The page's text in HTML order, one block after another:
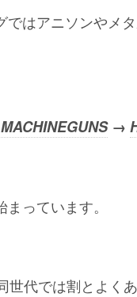
ではアニソンやメ
→
っています。
世代では割とよく